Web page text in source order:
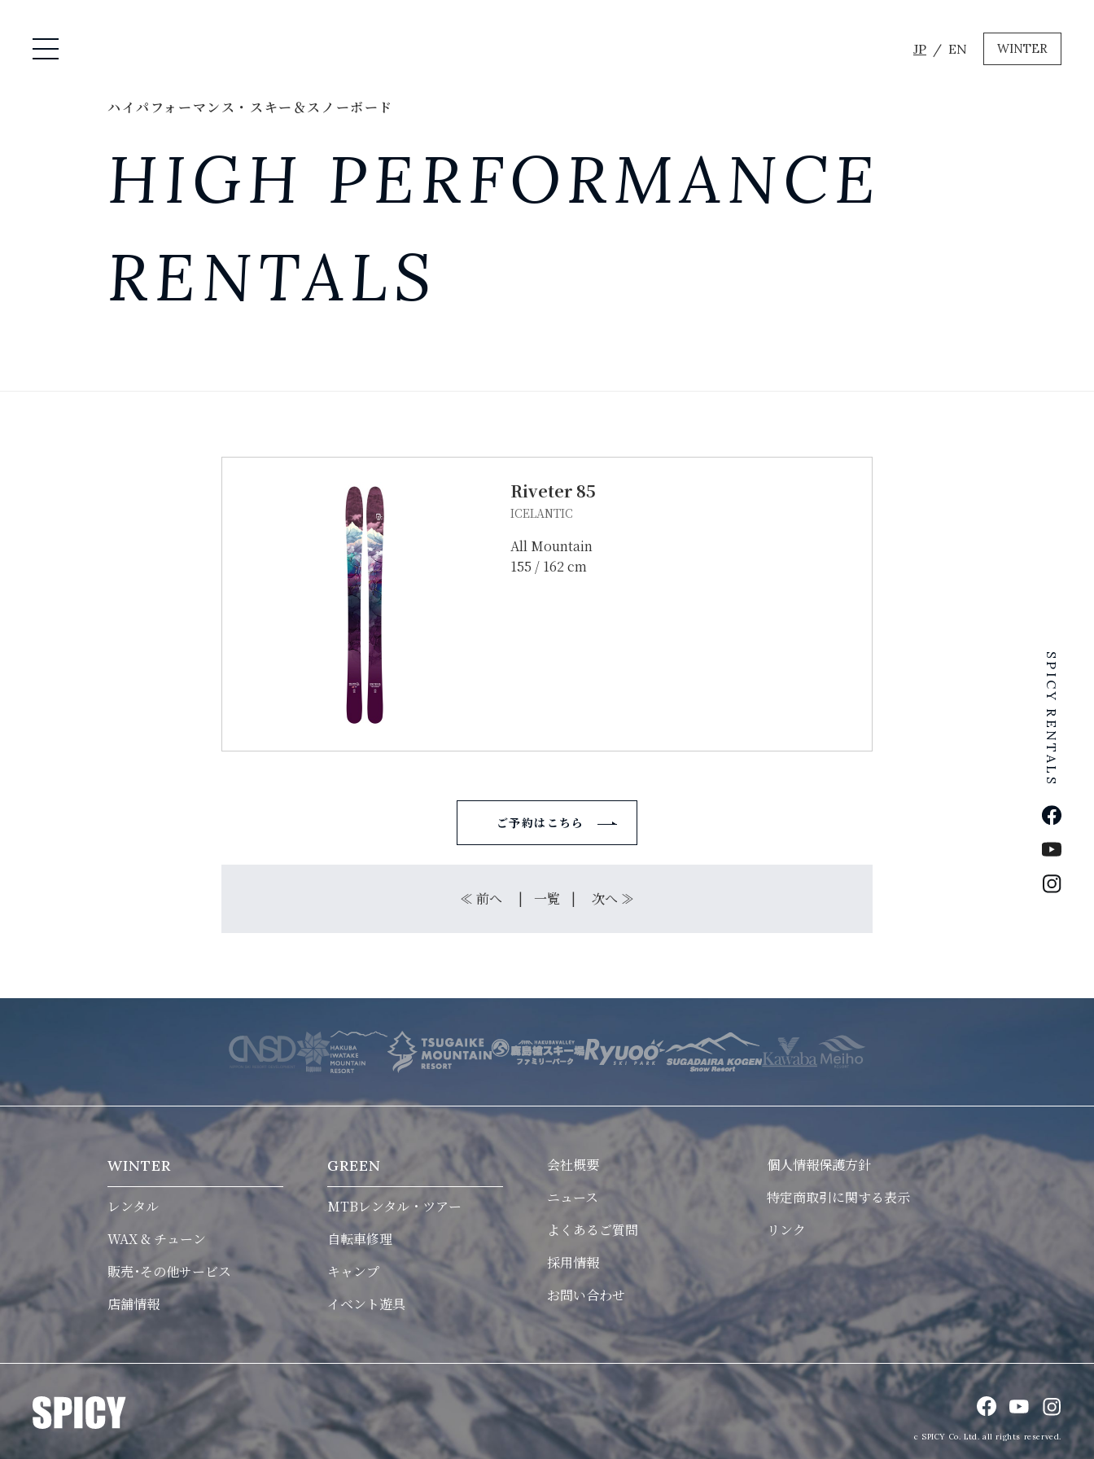
メニュー開閉 JP EN WINTER
自転車修理 SPICY RENTALS
公式
公式
公式イ
ハイパフォーマンス・スキー＆スノーボード
HIGH PERFORMANCE
RENTALS
Riveter 85
ICELANTIC
All Mountain
155 / 162 cm
ご予約はこちら
≪ 前へ 一覧 次へ ≫
WINTER
レンタル
WAX & チューン
販売･その他サービス
店舗情報
GREEN
MTBレンタル・ツアー
自転車修理
キャンプ
イベント遊具
会社概要
ニュース
よくあるご質問
採用情報
お問い合わせ
個人情報保護方針
特定商取引に関する表示
リンク
c SPICY Co. Ltd. all rights reserved.